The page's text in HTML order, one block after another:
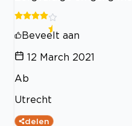
Beveelt aan
12 March 2021
Ab
Utrecht
delen